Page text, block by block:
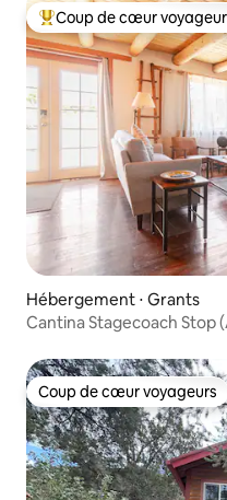
Coups de cœur
Coup de cœur
Hébergement ⋅ Grants
Cantina Stagecoach Stop
Coup de cœur voyageurs
Coup de cœur voyageurs